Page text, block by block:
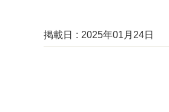
掲載日 2025年01月24日